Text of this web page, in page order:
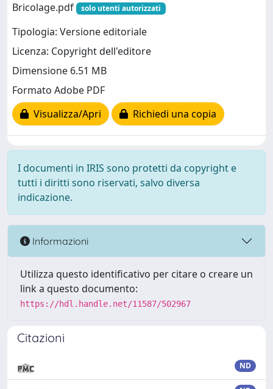
Bricolage.pdf
solo utenti autorizzati
Tipologia: Versione editoriale
Licenza: Copyright dell'editore
Dimensione 6.51 MB
Formato Adobe PDF
Visualizza/Apri
Richiedi una copia
I documenti in IRIS sono protetti da copyright e
tutti i diritti sono riservati, salvo diversa
indicazione.
Informazioni
Utilizza questo identificativo per citare o creare un
link a questo documento:
https://hdl.handle.net/11587/502967
Citazioni
ND